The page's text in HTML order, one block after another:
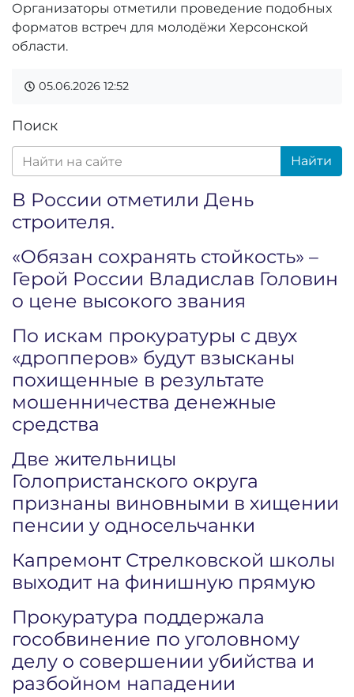
Организаторы отметили проведение подобных
форматов встреч для молодёжи Херсонской
области.
05.06.2026 12:52
Поиск
Найти
В России отметили День
строителя.
«Обязан сохранять стойкость» –
Герой России Владислав Головин
о цене высокого звания
По искам прокуратуры с двух
«дропперов» будут взысканы
похищенные в результате
мошенничества денежные
средства
Две жительницы
Голопристанского округа
признаны виновными в хищении
пенсии у односельчанки
Капремонт Стрелковской школы
выходит на финишную прямую
Прокуратура поддержала
гособвинение по уголовному
делу о совершении убийства и
разбойном нападении